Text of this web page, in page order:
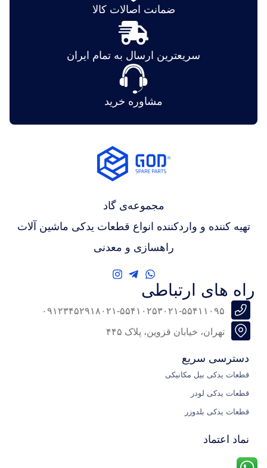
ضمانت اصالات کالا
سریعترین ارسال به تمام ایران
مشاوره خرید
راه های ارتباطی
۰۲۱-۵۵۴۱۱۰۹۵ ۰۲۱-۵۵۴۱۰۲۵۳ ۰۹۱۲۳۴۵۲۹۱۸
تهران، خیابان قزوین، پلاک ۴۴۵
مجموعه‌ی گاد
تهیه کننده و واردکننده انواع قطعات یدکی ماشین آلات
راهسازی و معدنی
دسترسی سریع
قطعات یدکی بیل مکانیکی
قطعات یدکی لودر
قطعات یدکی بلدوزر
نماد اعتماد